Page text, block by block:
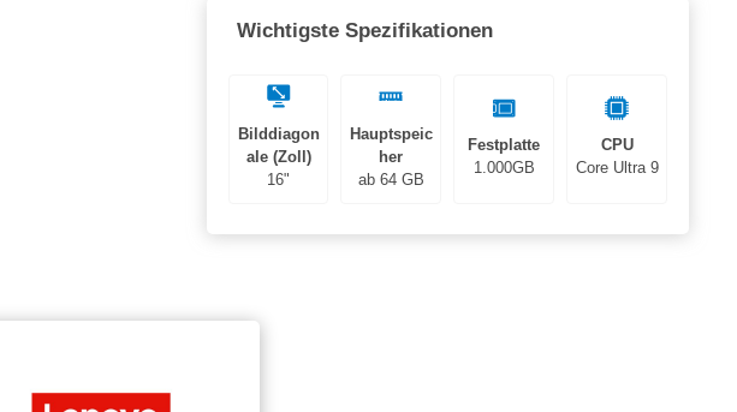
Wichtigste Spezifikationen
Bilddiagon
ale (Zoll)
16"
Hauptspeic
her
ab 64 GB
Festplatte
1.000GB
CPU
Core Ultra 9